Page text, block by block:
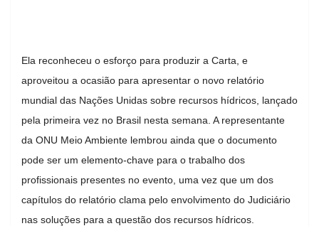
Ela reconheceu o esforço para produzir a Carta, e
aproveitou a ocasião para apresentar o novo relatório
mundial das Nações Unidas sobre recursos hídricos, lançado
pela primeira vez no Brasil nesta semana. A representante
da ONU Meio Ambiente lembrou ainda que o documento
pode ser um elemento-chave para o trabalho dos
profissionais presentes no evento, uma vez que um dos
capítulos do relatório clama pelo envolvimento do Judiciário
nas soluções para a questão dos recursos hídricos.